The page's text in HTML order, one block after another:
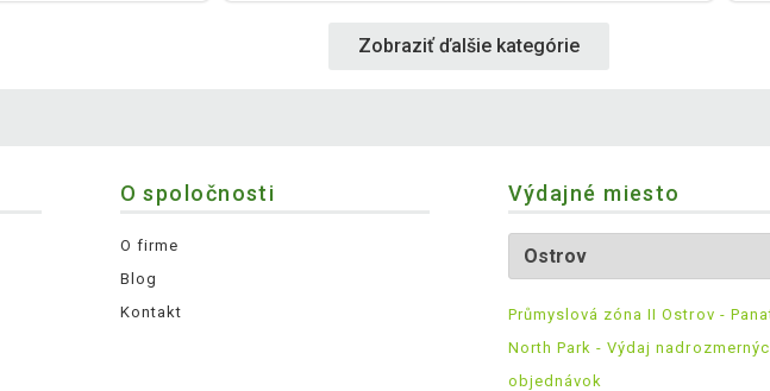
Zobraziť ďalšie kategórie
O spoločnosti
O firme
Blog
Kontakt
Výdajné miesto
Průmyslová zóna II Ostrov -
North Park - Výdaj
objednávok